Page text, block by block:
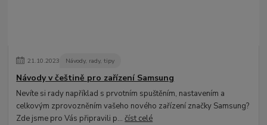
21.10.2023 Návody, rady, tipy
Návody v češtině pro zařízení Samsung
Nevíte si rady například s prvotním spuštěním, nastavením a
celkovým zprovozněním vašeho nového zařízení značky Samsung?
Zde jsme pro Vás připravili p...číst celé